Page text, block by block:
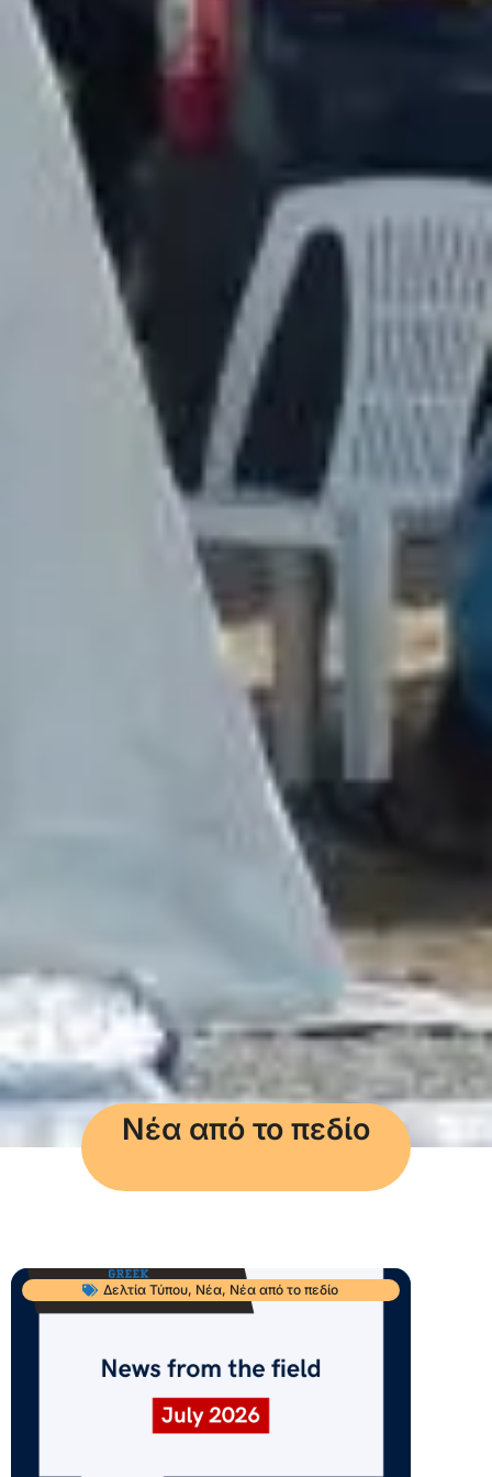
Νέα από το πεδίο
Δελτία Τύπου, Νέα, Νέα από το πεδίο